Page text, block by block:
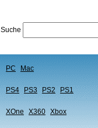
Suche
PC Mac
PS4 PS3 PS2 PS1
XOne X360 Xbox